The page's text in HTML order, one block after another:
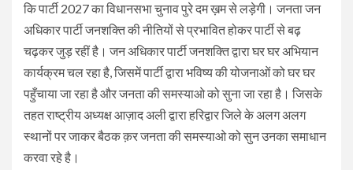
कि पार्टी 2027 का विधानसभा चुनाव पुरे दम ख़म से लड़ेगी। जनता जन
अधिकार पार्टी जनशक्ति की नीतियों से प्रभावित होकर पार्टी से बढ़
चढ़कर जुड़ रहीं है। जन अधिकार पार्टी जनशक्ति द्वारा घर घर अभियान
कार्यक्रम चल रहा है, जिसमें पार्टी द्वारा भविष्य की योजनाओं को घर घर
पहुँचाया जा रहा है और जनता की समस्याओ को सुना जा रहा है। जिसके
तहत राष्ट्रीय अध्यक्ष आज़ाद अली द्वारा हरिद्वार जिले के अलग अलग
स्थानों पर जाकर बैठक क़र जनता की समस्याओ को सुन उनका समाधान
करवा रहे है।